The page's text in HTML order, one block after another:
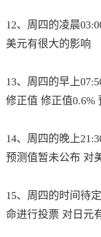
12、周四的凌晨
美元有很大的影响
13、周四的早上
修正值 修正值0.6%
14、周四的晚上
预测值暂未公布 对
15、周四的时间待
命进行投票 对日元